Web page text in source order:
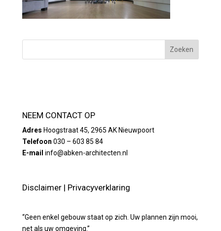
NEEM CONTACT OP
Adres Hoogstraat 45, 2965 AK Nieuwpoort
Telefoon 030 – 603 85 84
E-mail info@abken-architecten.nl
Disclaimer| Privacyverklaring
“Geen enkel gebouw staat op zich. Uw plannen zijn mooi,
net als uw omgeving.”